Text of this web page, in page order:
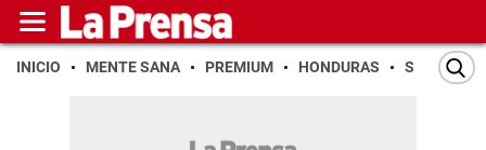
INICIO MENTE SANA PREMIUM HONDURAS SAN PEDRO